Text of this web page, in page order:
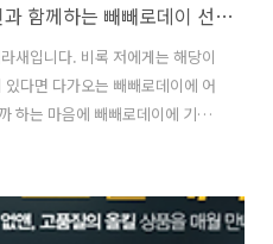
[빼빼로데이 이벤트선물] 연인과 함께하는 빼빼로데이 선물과 이벤트추천, 빼빼로데이에 볼만한 공연
새입니다. 비록 저에게는 해당이
다면 다가오는 빼빼로데이에 어
하는 마음에 빼빼로데이에 기본
저렴하게 구매하는 곳도 살펴
아보고 이렇게 정리해 봤습니다.
함께라면, 빼빼로데이가 주말인